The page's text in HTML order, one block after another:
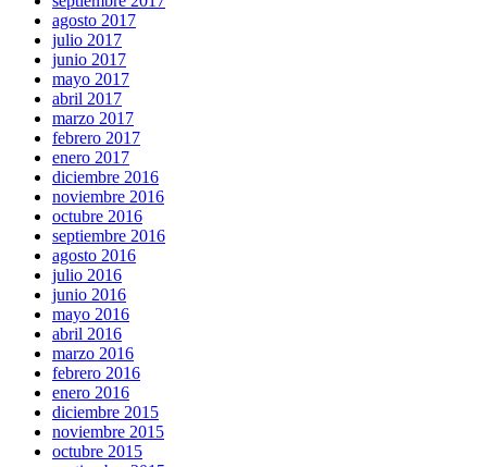
agosto 2017
julio 2017
junio 2017
mayo 2017
abril 2017
marzo 2017
febrero 2017
enero 2017
diciembre 2016
noviembre 2016
octubre 2016
septiembre 2016
agosto 2016
julio 2016
junio 2016
mayo 2016
abril 2016
marzo 2016
febrero 2016
enero 2016
diciembre 2015
noviembre 2015
octubre 2015